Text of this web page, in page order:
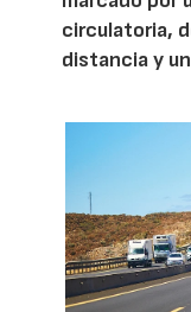
circulatoria,
distancia y